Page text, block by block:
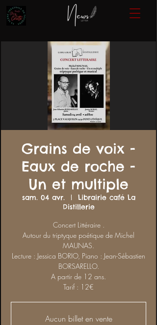
Grains de voix -
Eaux de roche -
Un et multiple
sam. 04 avr.
  |
Librairie café La
Distillerie
Concert Littéraire .
Autour du triptyque poétique de Michel
MAUNAS.
Lecture : Jessica BORIO, Piano : Jean-Sébastien
BORSARELLO.
A partir de 12 ans.
Tarif : 12€
Aucun billet en vente